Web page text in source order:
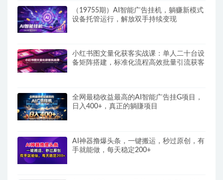
（19755期）AI智能广告挂机，躺赚新模式
设备托管运行，解放双手持续变现
小红书图文量化获客实战课：单人二十台设
备矩阵搭建，标准化流程高效批量引流获客
全网最稳收益最高的AI智能广告挂G项目，
日入400+，真正的躺賺项目
AI神器撸爆头条，一键搬运，秒过原创，有
手就能做，每天稳定200+